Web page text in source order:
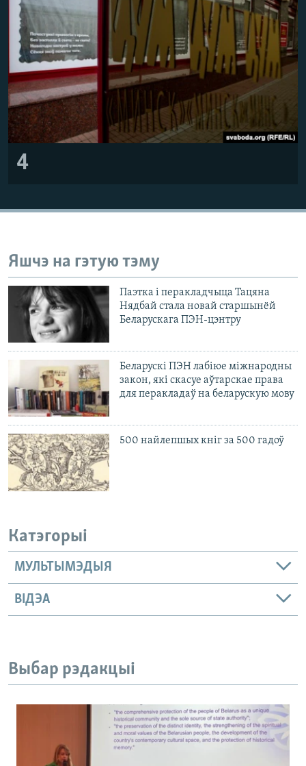
4
Яшчэ на гэтую тэму
Паэтка і перакладчыца Тацяна
Нядбай стала новай старшынёй
Беларускага ПЭН-цэнтру
Беларускі ПЭН лабіюе міжнародны
закон, які скасуе аўтарскае права
для перакладаў на беларускую мову
500 найлепшых кніг за 500 гадоў
Катэгорыі
МУЛЬТЫМЭДЫЯ
ВІДЭА
Выбар рэдакцыі